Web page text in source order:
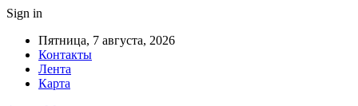
Sign in
Пятница, 7 августа, 2026
Контакты
Лента
Карта